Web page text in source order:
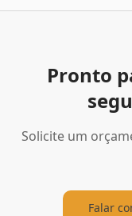
Pronto
Solicite um
Falar